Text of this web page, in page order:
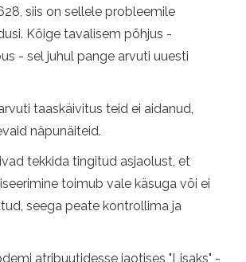
siis on sellele probleemile
Kõige tavalisem põhjus -
- sel juhul pange arvuti uuesti
taaskäivitus teid ei aidanud,
näpunäiteid.
tekkida tingitud asjaolust, et
toimub vale käsuga või ei
seega peate kontrollima ja
atribuutidesse jaotises "Lisaks" -